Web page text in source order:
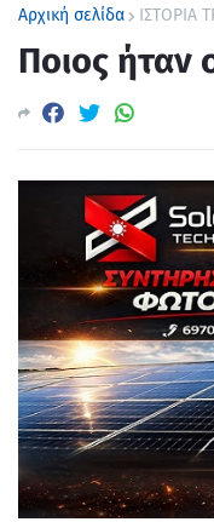
Αρχική σελίδα ΙΣΤΟΡΙΑ
Ποιος ήταν